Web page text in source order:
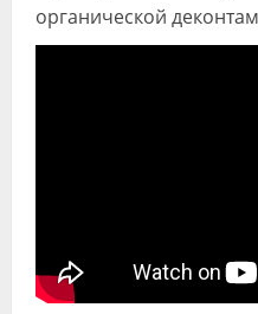
органической